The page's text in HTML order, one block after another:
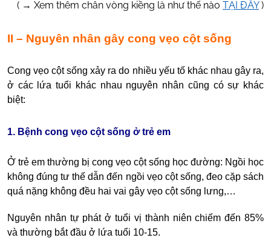
( → Xem thêm chân vòng kiềng là như thế nào TẠI ĐÂY)
II – Nguyên nhân gây cong vẹo cột sống
Cong vẹo cột sống xảy ra do nhiều yếu tố khác nhau gây ra,
ở các lứa tuổi khác nhau nguyên nhân cũng có sự khác
biệt:
1. Bệnh cong vẹo cột sống ở trẻ em
Ở trẻ em thường bị cong vẹo cột sống học đường: Ngồi học
không đúng tư thế dẫn đến ngồi vẹo cột sống, đeo cặp sách
quá nặng không đều hai vai gây vẹo cột sống lưng,…
Nguyên nhân tự phát ở tuổi vị thành niên chiếm đến 85%
và thường bắt đầu ở lứa tuổi 10-15.